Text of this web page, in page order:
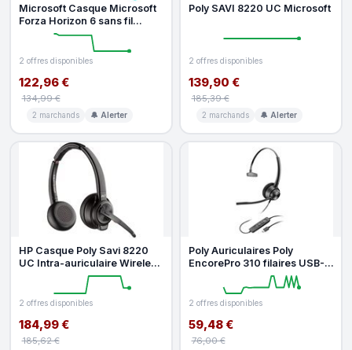
Microsoft Casque Microsoft
Forza Horizon 6 sans fil
Bluetooth gaming multicolore
2 offres disponibles
122,96 €
134,99 €
2 marchands 🔔 Alerter
Poly SAVI 8220 UC Microsoft
2 offres disponibles
139,90 €
185,39 €
2 marchands 🔔 Alerter
HP Casque Poly Savi 8220
UC Intra-auriculaire Wireless
Bluetooth Black
2 offres disponibles
184,99 €
185,62 €
Poly Auriculaires Poly
EncorePro 310 filaires USB-C
pour appels avec réduction d
2 offres disponibles
59,48 €
76,00 €